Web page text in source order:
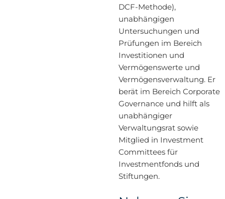
DCF-Methode),
unabhängigen
Untersuchungen und
Prüfungen im Bereich
Investitionen und
Vermögenswerte und
Vermögensverwaltung. Er
berät im Bereich Corporate
Governance und hilft als
unabhängiger
Verwaltungsrat sowie
Mitglied in Investment
Committees für
Investmentfonds und
Stiftungen.